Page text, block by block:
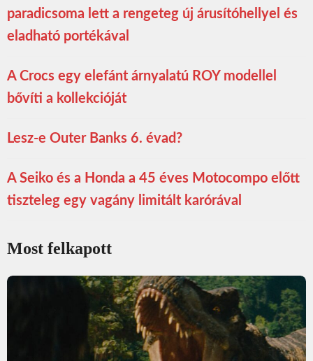
paradicsoma lett a rengeteg új árusítóhellyel és
eladható portékával
A Crocs egy elefánt árnyalatú ROY modellel
bővíti a kollekcióját
Lesz-e Outer Banks 6. évad?
A Seiko és a Honda a 45 éves Motocompo előtt
tiszteleg egy vagány limitált karórával
Most felkapott